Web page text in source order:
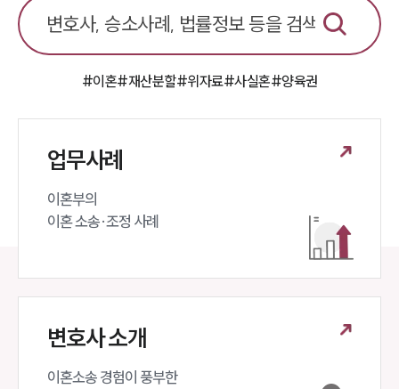
#이혼#재산분할#위자료#사실혼#양육권
업무사례
이혼부의
이혼 소송·조정 사례
변호사 소개
이혼소송 경험이 풍부한